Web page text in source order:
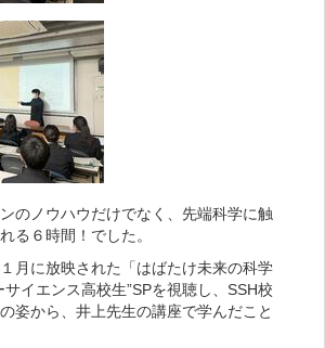
のノウハウだけでなく、先端科学に触
る６時間！でした。
月に放映された「はばたけ未来の科学
サイエンス高校生”SPを視聴し、SSH校
姿から、井上先生の講座で学んだこと